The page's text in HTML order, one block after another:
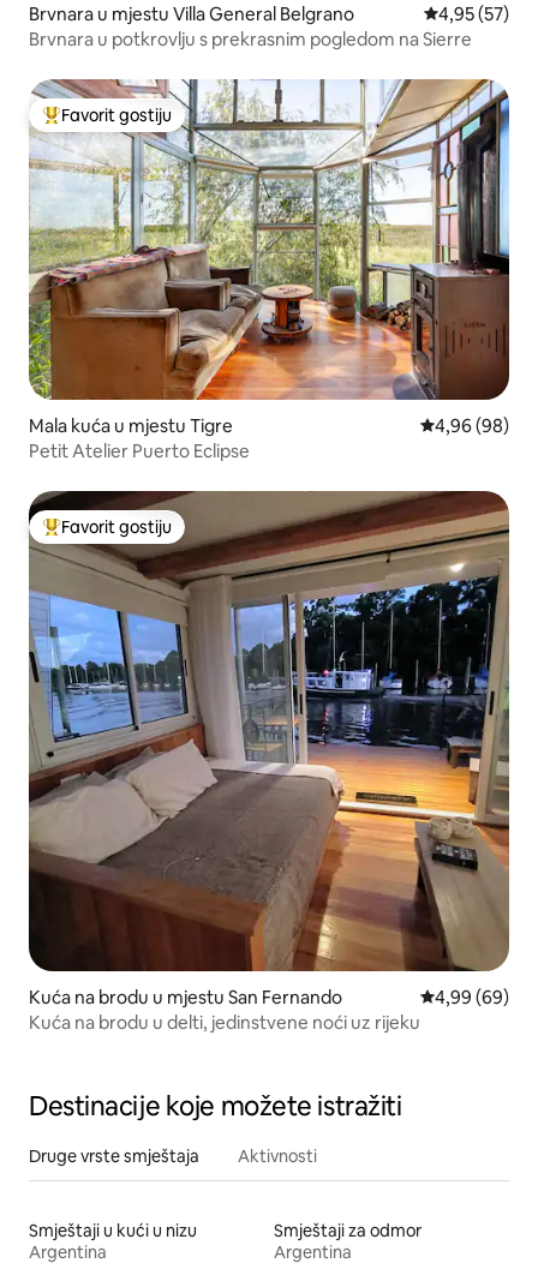
Brvnara u mjestu Villa General Belgrano Prosječna
4,95 (57)
Brvnara u potkrovlju s prekrasnim pogledom na Sierre
Glavni favorit gostiju
Favorit gostiju
Mala kuća u mjestu Tigre Prosječna
4,96 (98)
Petit Atelier Puerto Eclipse
Glavni favorit gostiju
Favorit gostiju
Kuća na brodu u mjestu San Fernando Prosječna
4,99 (69)
Kuća na brodu u delti, jedinstvene noći uz rijeku
Destinacije koje možete istražiti
Druge vrste smještaja Aktivnosti
Smještaji u kući u nizu
Argentina
Smještaji za odmor
Argentina